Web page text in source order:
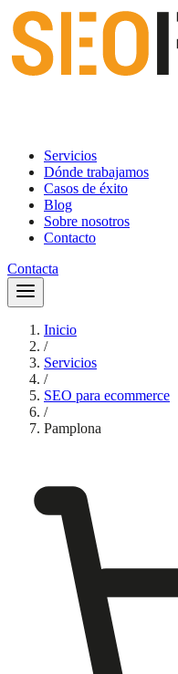
Servicios
Dónde trabajamos
Casos de éxito
Blog
Sobre nosotros
Contacto
Contacta
Inicio
/
Servicios
/
SEO para ecommerce
/
Pamplona